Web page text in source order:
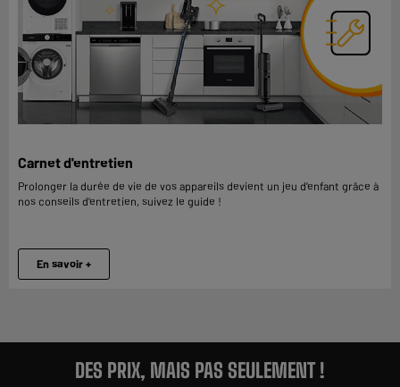
Carnet d'entretien
Prolonger la durée de vie de vos appareils devient un jeu d’enfant grâce à
nos conseils d’entretien, suivez le guide !
En savoir +
DES PRIX, MAIS PAS SEULEMENT !